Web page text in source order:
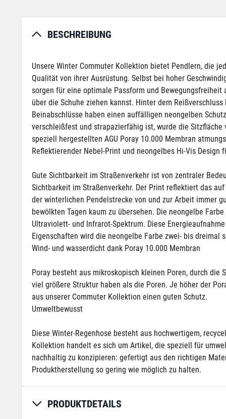
BESCHREIBUNG
Unsere Winter Commuter Kollektion bietet Pendlern, die
Qualität von ihrer Ausrüstung. Selbst bei hoher
sorgen für eine optimale Passform und
über die Schuhe ziehen kannst. Hinter dem
Beinabschlüsse haben einen auffälligen neongelben
verschleißfest und strapazierfähig ist, wurde die
speziell hergestellten AGU Poray 10.000 Membran
Reflektierender Nebel-Print und neongelbes Hi-Vis Design
Gute Sichtbarkeit im Straßenverkehr ist von zentraler
Sichtbarkeit im Straßenverkehr. Der Print reflektiert das
der winterlichen Pendelstrecke von und zur Arbeit immer
bewölkten Tagen kaum zu übersehen. Die neongelbe
Ultraviolett- und Infrarot-Spektrum. Diese
Eigenschaften wird die neongelbe Farbe zwei- bis dreimal
Wind- und wasserdicht dank Poray 10.000 Membran
Poray besteht aus mikroskopisch kleinen Poren, durch die
viel größere Struktur haben als die Poren. Je höher der
aus unserer Commuter Kollektion einen guten Schutz.
Umweltbewusst
Diese Winter-Regenhose besteht aus hochwertigem,
Kollektion handelt es sich um Artikel, die speziell für
nachhaltig zu konzipieren: gefertigt aus den richtigen
Produktherstellung so gering wie möglich zu halten.
PRODUKTDETAILS